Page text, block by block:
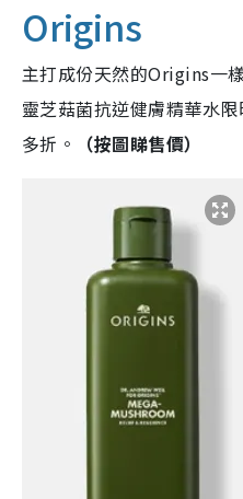
Origins
主打成份天然的Origins一
靈芝菇菌抗逆健膚精華水
多折。
（按圖睇售價）